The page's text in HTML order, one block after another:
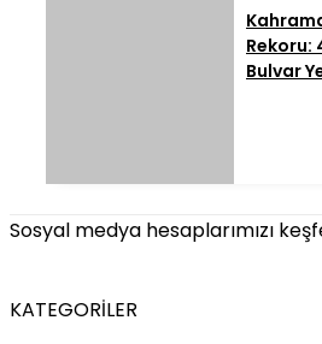
Rekoru:
Bulvar
Sosyal medya hesaplarımızı
KATEGORİLER